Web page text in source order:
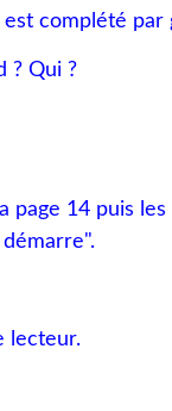
complété par
? Qui ?
page 14 puis
lecteur.